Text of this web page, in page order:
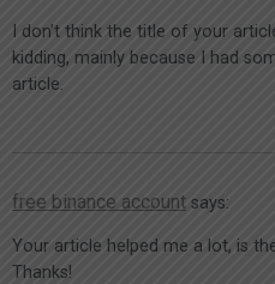
I don’t think the title of your
kidding, mainly because I had
article.
free binance account says:
Your article helped me a lot, is
Thanks!